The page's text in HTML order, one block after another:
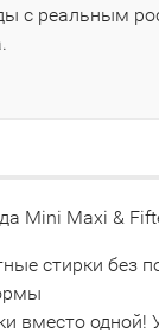
с реальным
Mini Maxi &
стирки без
вместо одной!